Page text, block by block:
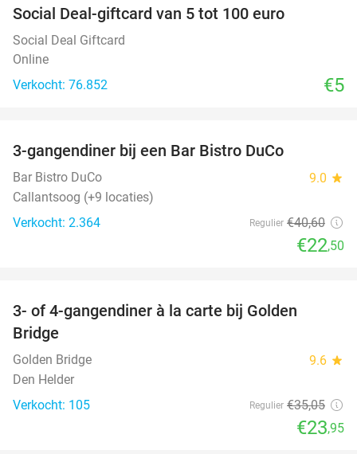
Social Deal-giftcard van 5 tot 100 euro
Social Deal Giftcard
Online
Verkocht: 76.852
€5
3-gangendiner bij een Bar Bistro DuCo
Bar Bistro DuCo 9.0 star
Callantsoog (+9 locaties)
Verkocht: 2.364
Regulier €40,60
€22,50
3- of 4-gangendiner à la carte bij Golden
Bridge
Golden Bridge 9.6 star
Den Helder
Verkocht: 105
Regulier €35,05
€23,95